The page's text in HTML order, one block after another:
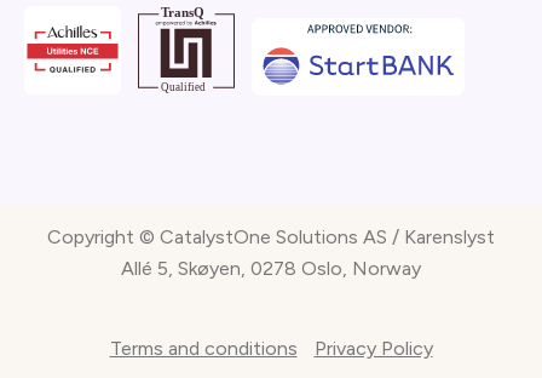
Copyright © CatalystOne Solutions AS / Karenslyst
Allé 5, Skøyen, 0278 Oslo, Norway
Terms and conditions Privacy Policy